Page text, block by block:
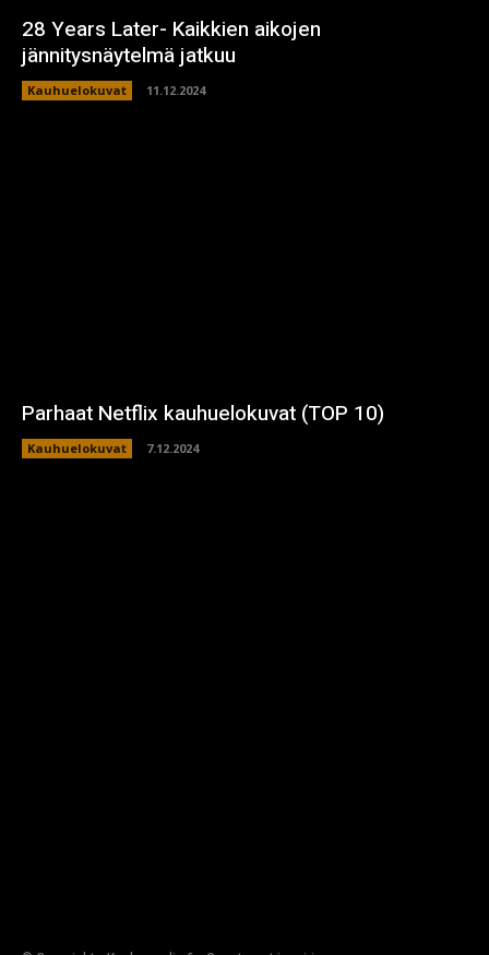
28 Years Later- Kaikkien aikojen
jännitysnäytelmä jatkuu
Kauhuelokuvat 11.12.2024
Parhaat Netflix kauhuelokuvat (TOP 10)
Kauhuelokuvat 7.12.2024